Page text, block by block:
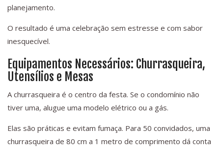
planejamento.
O resultado é uma celebração sem estresse e com sabor
inesquecível.
Equipamentos Necessários: Churrasqueira,
Utensílios e Mesas
A churrasqueira é o centro da festa. Se o condomínio não
tiver uma, alugue uma modelo elétrico ou a gás.
Elas são práticas e evitam fumaça. Para 50 convidados, uma
churrasqueira de 80 cm a 1 metro de comprimento dá conta